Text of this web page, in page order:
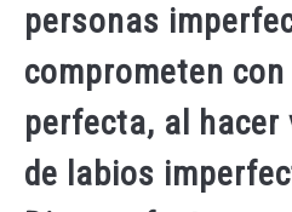
personas
comprometen
perfecta, al
de labios